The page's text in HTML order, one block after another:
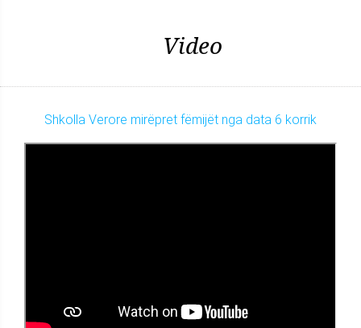
Video
Shkolla Verore mirëpret fëmijët nga data 6 korrik